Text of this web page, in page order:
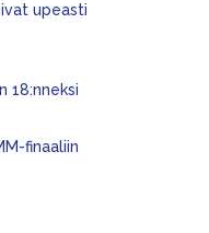
upeasti
18:nneksi
finaaliin